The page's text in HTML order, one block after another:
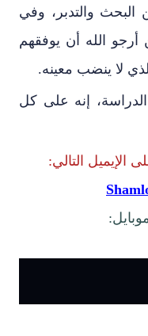
البحث والتدبر، وفي
أرجو الله أن يوفقهم
لا ينضب معينه.
إنه على كل
الإيميل التالي: